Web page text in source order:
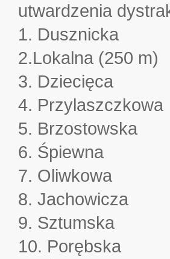
utwardzenia
1. Dusznicka
2.Lokalna (250 m)
3. Dziecięca
4. Przylaszczkowa
5. Brzostowska
6. Śpiewna
7. Oliwkowa
8. Jachowicza
9. Sztumska
10. Porębska